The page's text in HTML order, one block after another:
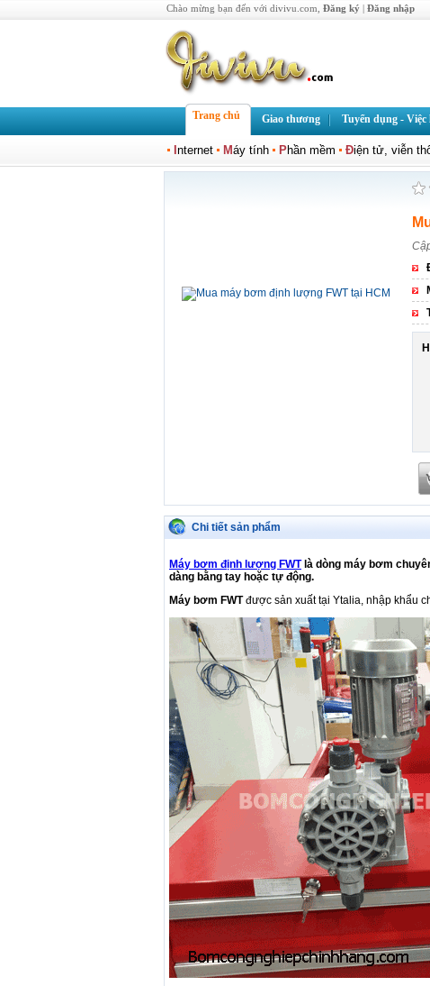
Chào mừng bạn đến với divivu.com, Đăng ký | Đăng nhập
Trang chủ Giao thương Tuyển dụng - Việc
nternet Máy tính Phần mềm Điện tử, viễn
Chi tiết sản phẩm
Máy bơm định lượng FWTlà dòng máy bơm
dàng bằng tay hoặc tự động.
Máy bơm FWTđược sản xuất tại Ytalia, nhập khẩu